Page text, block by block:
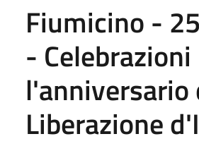
Fiumicino -
-
l'anniversario
Liberazione